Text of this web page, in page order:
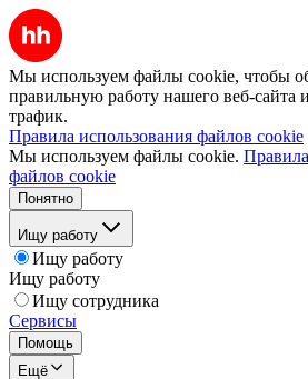
Мы используем файлы cookie, чтобы
правильную работу нашего веб-сайта
трафик.
Правила использования файлов cookie
Мы используем файлы cookie.
файлов cookie
Понятно
Ищу работу
Ищу работу
Ищу работу
Ищу сотрудника
Сервисы
Помощь
Ещё